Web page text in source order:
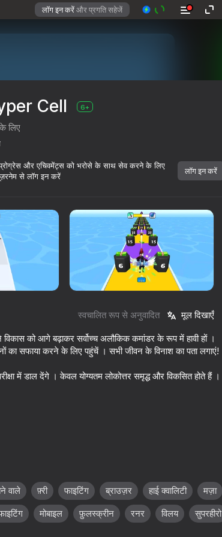
लॉग इन करेंऔर प्रगति सहेजें
65
Cell 6+
लिए
और एचिवमेंट्स को भरोसे के साथ सेव करने के लिए
से लॉग इन करें
लॉग इन करें
स्वचालित रूप से अनुवादित मूल दिखाएँ
को आगे बढ़ाकर सर्वोच्च अलौकिक कमांडर के रूप में हावी हों ।
का सफाया करने के लिए पहुंचें । सभी जीवन के विनाश का पता लगाएं!
में डाल देंगे । केवल योग्यतम लोकोत्तर समृद्ध और विकसित होते हैं ।
वाले फ़्री फाइटिंग ब्राउज़र हाई क्वालिटी
मज़ा
मोबाइल फ़ुलस्क्रीन रनर विलय
सुपरहीरो